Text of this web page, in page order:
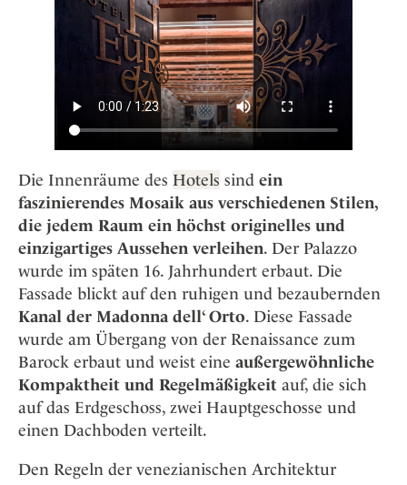
Schweiz
Die Innenräume des Hotels sind ein
faszinierendes Mosaik aus verschiedenen Stilen,
die jedem Raum ein höchst originelles und
einzigartiges Aussehen verleihen. Der Palazzo
wurde im späten 16. Jahrhundert erbaut. Die
Fassade blickt auf den ruhigen und bezaubernden
Kanal der Madonna dell‘ Orto. Diese Fassade
wurde am Übergang von der Renaissance zum
Barock erbaut und weist eine außergewöhnliche
Kompaktheit und Regelmäßigkeit auf, die sich
auf das Erdgeschoss, zwei Hauptgeschosse und
einen Dachboden verteilt.
Den Regeln der venezianischen Architektur